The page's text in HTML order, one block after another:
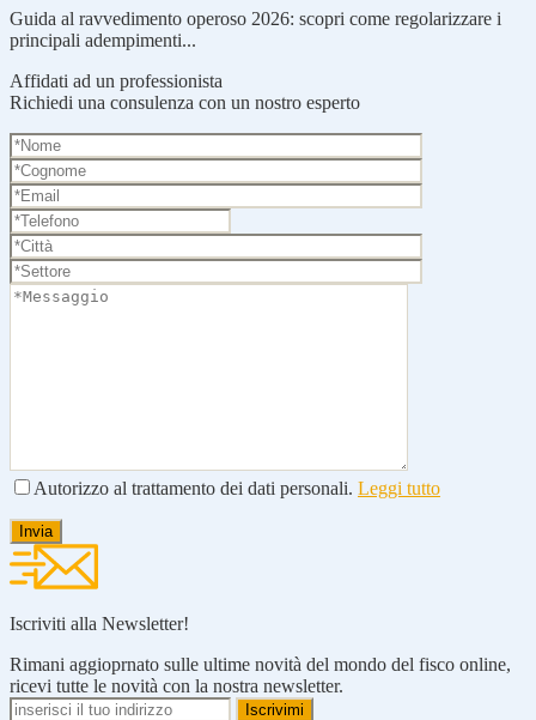
Guida al ravvedimento operoso 2026: scopri come regolarizzare i
principali adempimenti...
Affidati ad un professionista
Richiedi una consulenza con un nostro esperto
Autorizzo al trattamento dei dati personali. Leggi tutto
Iscriviti alla Newsletter!
Rimani aggioprnato sulle ultime novità del mondo del fisco online,
ricevi tutte le novità con la nostra newsletter.